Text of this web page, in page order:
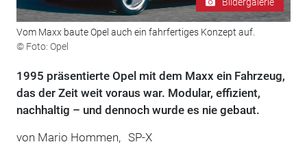
Vom Maxx baute Opel auch ein fahrfertiges Konzept auf.
© Foto: Opel
1995 präsentierte Opel mit dem Maxx ein Fahrzeug,
das der Zeit weit voraus war. Modular, effizient,
nachhaltig – und dennoch wurde es nie gebaut.
von Mario Hommen, SP-X